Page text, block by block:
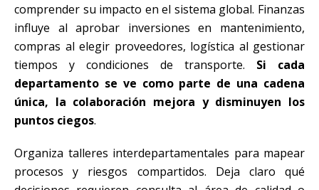
comprender su impacto en el sistema global. Finanzas
influye al aprobar inversiones en mantenimiento,
compras al elegir proveedores, logística al gestionar
tiempos y condiciones de transporte. Si cada
departamento se ve como parte de una cadena
única, la colaboración mejora y disminuyen los
puntos ciegos.
Organiza talleres interdepartamentales para mapear
procesos y riesgos compartidos. Deja claro qué